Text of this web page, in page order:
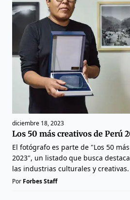
diciembre 18, 2023
Los 50 más creativos de Perú
El fotógrafo es parte de "Los 50
2023", un listado que busca
las industrias culturales y creativas.
Por Forbes Staff